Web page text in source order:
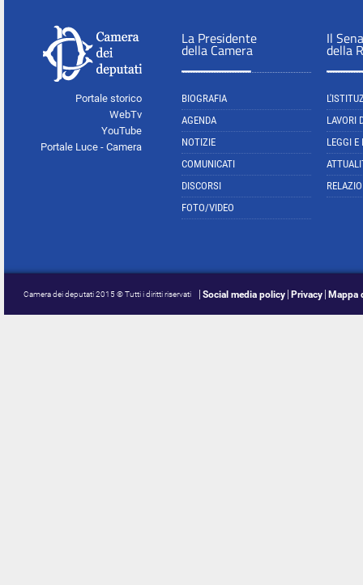
Portale storico
WebTv
YouTube
Portale Luce - Camera
La Presidente
della Camera
BIOGRAFIA
AGENDA
NOTIZIE
COMUNICATI
DISCORSI
FOTO/VIDEO
Il
della
LAVORI
LEGGI E
Camera dei deputati 2015 © Tutti i diritti riservati Social media policy Privacy Mappa